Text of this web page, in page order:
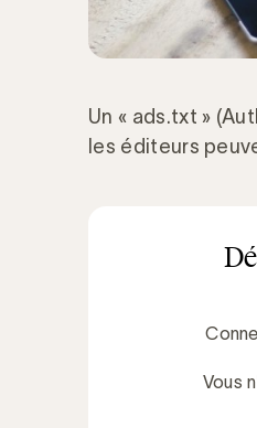
Un « ads.txt »
les éditeurs
Vous